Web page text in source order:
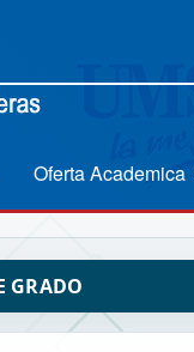
Oferta Academica
GRADO